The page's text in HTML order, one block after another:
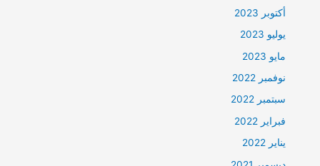
أكتوبر 2023
يوليو 2023
مايو 2023
نوفمبر 2022
سبتمبر 2022
فبراير 2022
يناير 2022